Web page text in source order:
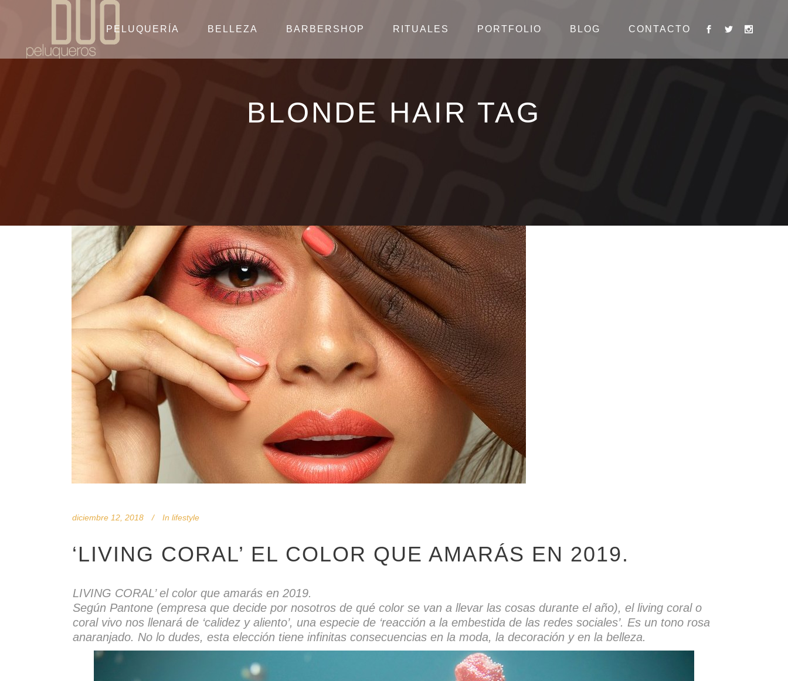
PELUQUERÍA BELLEZA BARBERSHOP RITUALES PORTFOLIO BLOG CONTACTO
BLONDE HAIR TAG
diciembre 12, 2018 In lifestyle
‘LIVING CORAL’ EL COLOR QUE AMARÁS EN 2019.
LIVING CORAL’ el color que amarás en 2019.
Según Pantone (empresa que decide por nosotros de qué color se van a llevar las cosas durante el año), el living coral o
coral vivo nos llenará de ‘calidez y aliento’, una especie de ‘reacción a la embestida de las redes sociales’. Es un tono rosa
anaranjado. No lo dudes, esta elección tiene infinitas consecuencias en la moda, la decoración y en la belleza.